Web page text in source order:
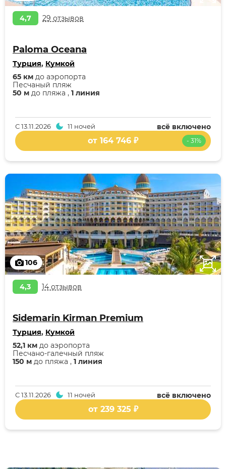
4,7 29 отзывов
Paloma Oceana
Турция, Кумкой
50 м до пляжа , 1 линия
Песчаный пляж
65 км до аэропорта
всё включено
С13.11.2026 11 ночей
- 31%
от 164 746 ₽
106
4,3 14 отзывов
Sidemarin Kirman Premium
Турция, Кумкой
150 м до пляжа , 1 линия
Песчано-галечный пляж
52,1 км до аэропорта
всё включено
С13.11.2026 11 ночей
от 239 325 ₽